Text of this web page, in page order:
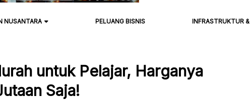
NUSANTARA PELUANG BISNIS INFRASTRUKTUR
untuk Pelajar, Harganya
Saja!